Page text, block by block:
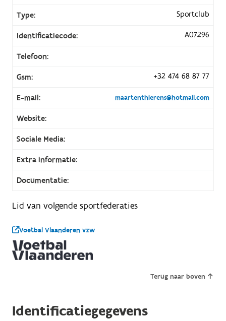
Type: Sportclub
Identificatiecode: A07296
Telefoon:
Gsm: +32 474 68 87 77
E-mail: maartenthierens@hotmail.com
Website:
Sociale Media:
Extra informatie:
Documentatie:
Lid van volgende sportfederaties
Voetbal Vlaanderen vzw
Terug naar boven
Identificatiegegevens